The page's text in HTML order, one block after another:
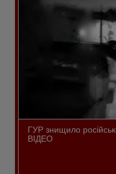
ГУР знищило
ВІДЕО